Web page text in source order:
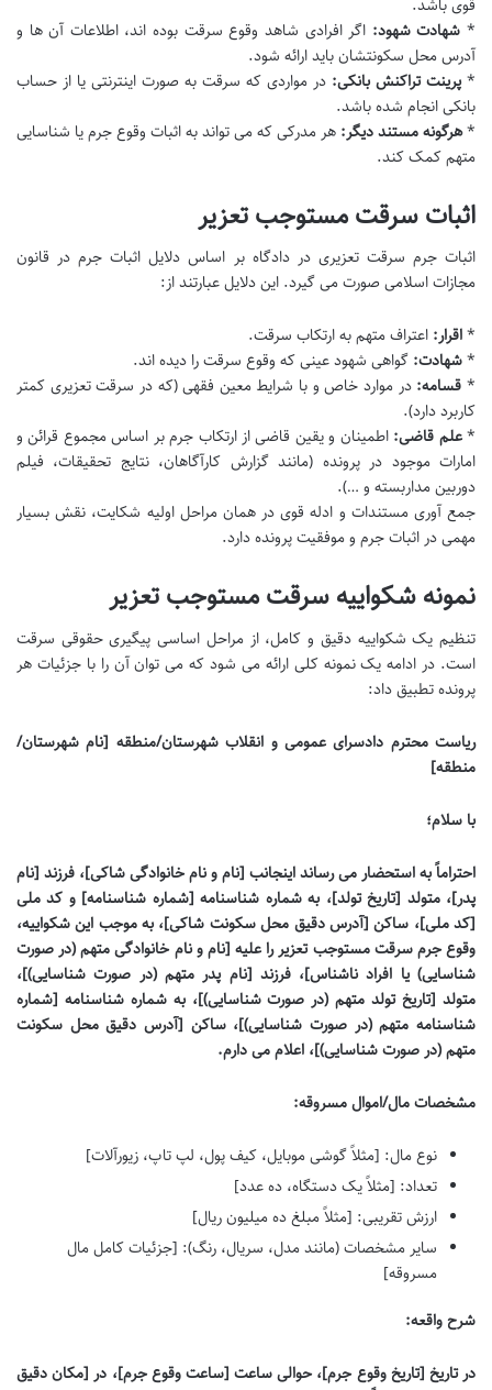
قوی باشد.
* شهادت شهود: اگر افرادی شاهد وقوع سرقت بوده اند، اطلاعات آن ها و
آدرس محل سکونتشان باید ارائه شود.
* پرینت تراکنش بانکی: در مواردی که سرقت به صورت اینترنتی یا از حساب
بانکی انجام شده باشد.
*هرگونه مستند دیگر: هر مدرکی که می تواند به اثبات وقوع جرم یا شناسایی
متهم کمک کند.
اثبات سرقت مستوجب تعزیر
اثبات جرم سرقت تعزیری در دادگاه بر اساس دلایل اثبات جرم در قانون
مجازات اسلامی صورت می گیرد. این دلایل عبارتند از:
*اقرار: اعتراف متهم به ارتکاب سرقت.
*شهادت: گواهی شهود عینی که وقوع سرقت را دیده اند.
* قسامه: در موارد خاص و با شرایط معین فقهی (که در سرقت تعزیری کمتر
کاربرد دارد).
*علم قاضی: اطمینان و یقین قاضی از ارتکاب جرم بر اساس مجموع قرائن و
امارات موجود در پرونده (مانند گزارش کارآگاهان، نتایج تحقیقات، فیلم
دوربین مداربسته و …).
جمع آوری مستندات و ادله قوی در همان مراحل اولیه شکایت، نقش بسیار
مهمی در اثبات جرم و موفقیت پرونده دارد.
نمونه شکواییه سرقت مستوجب تعزیر
تنظیم یک شکواییه دقیق و کامل، از مراحل اساسی پیگیری حقوقی سرقت
است. در ادامه یک نمونه کلی ارائه می شود که می توان آن را با جزئیات هر
پرونده تطبیق داد:
ریاست محترم دادسرای عمومی و انقلاب شهرستان/منطقه [نام شهرستان/
منطقه]
با سلام؛
احتراماً به استحضار می رساند اینجانب [نام و نام خانوادگی شاکی]، فرزند [نام
پدر]، متولد [تاریخ تولد]، به شماره شناسنامه [شماره شناسنامه] و کد ملی
[کد ملی]، ساکن [آدرس دقیق محل سکونت شاکی]، به موجب این شکواییه،
وقوع جرم سرقت مستوجب تعزیر را علیه [نام و نام خانوادگی متهم (در صورت
شناسایی) یا افراد ناشناس]، فرزند [نام پدر متهم (در صورت شناسایی)]،
متولد [تاریخ تولد متهم (در صورت شناسایی)]، به شماره شناسنامه [شماره
شناسنامه متهم (در صورت شناسایی)]، ساکن [آدرس دقیق محل سکونت
متهم (در صورت شناسایی)]، اعلام می دارم.
مشخصات مال/اموال مسروقه:
نوع مال: [مثلاً گوشی موبایل، کیف پول، لپ تاپ، زیورآلات]
تعداد: [مثلاً یک دستگاه، ده عدد]
ارزش تقریبی: [مثلاً مبلغ ده میلیون ریال]
سایر مشخصات (مانند مدل، سریال، رنگ): [جزئیات کامل مال
مسروقه]
شرح واقعه:
در تاریخ [تاریخ وقوع جرم]، حوالی ساعت [ساعت وقوع جرم]، در [مکان دقیق